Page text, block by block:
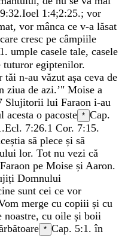
Ioel 1:4;2:25.; vor
, vor mânca ce v-a lăsat
care cresc pe câmpiile
umple casele tale, casele
tuturor egiptenilor.
tăi n-au văzut așa ceva de
ziua de azi.’" Moise a
Slujitorii lui Faraon i-au
acesta o pacoste * Cap.
.Ecl. 7:26.1 Cor. 7:15.
să plece și să
lor. Tot nu vezi că
Faraon pe Moise și Aaron.
Domnului
sunt cei ce vor
merge cu copiii și cu
noastre, cu oile și boii
* Cap. 5:1. în